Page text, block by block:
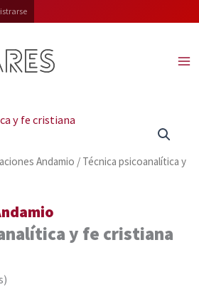
Andamio / Técnica psicoanalítica y
y fe cristiana